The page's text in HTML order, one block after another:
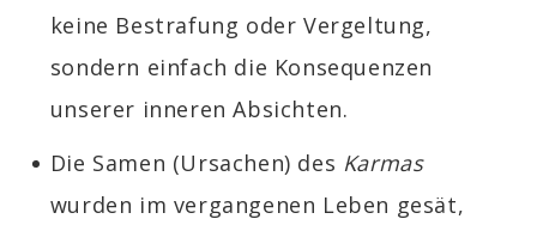
keine Bestrafung oder Vergeltung,
sondern einfach die Konsequenzen
unserer inneren Absichten.
Die Samen (Ursachen) des Karmas
wurden im vergangenen Leben gesät,